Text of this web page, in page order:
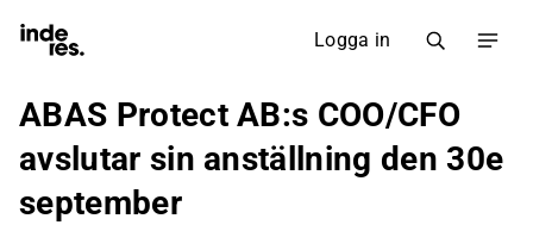
Logga in
ABAS Protect AB:s COO/CFO
avslutar sin anställning den 30e
september